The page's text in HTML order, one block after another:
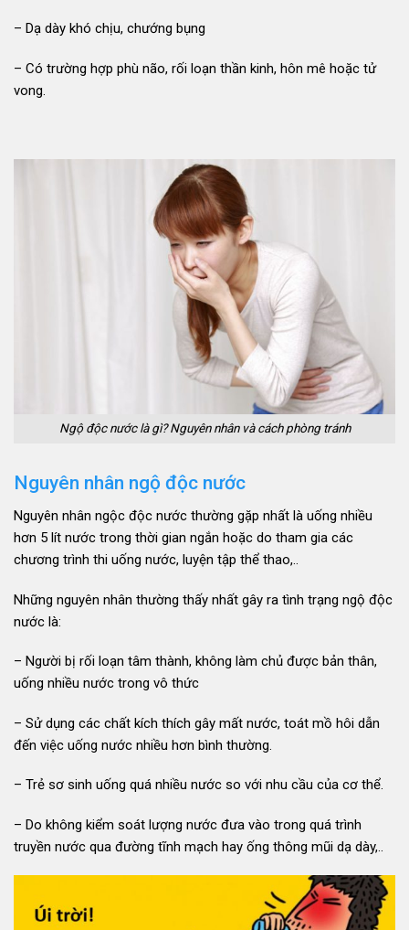
– Dạ dày khó chịu, chướng bụng
– Có trường hợp phù não, rối loạn thần kinh, hôn mê hoặc tử
vong.
Ngộ độc nước là gì? Nguyên nhân và cách phòng tránh
Nguyên nhân ngộ độc nước
Nguyên nhân ngộc độc nước thường gặp nhất là uống nhiều
hơn 5 lít nước trong thời gian ngắn hoặc do tham gia các
chương trình thi uống nước, luyện tập thể thao,..
Những nguyên nhân thường thấy nhất gây ra tình trạng ngộ độc
nước là:
– Người bị rối loạn tâm thành, không làm chủ được bản thân,
uống nhiều nước trong vô thức
– Sử dụng các chất kích thích gây mất nước, toát mồ hôi dẫn
đến việc uống nước nhiều hơn bình thường.
– Trẻ sơ sinh uống quá nhiều nước so với nhu cầu của cơ thể.
– Do không kiểm soát lượng nước đưa vào trong quá trình
truyền nước qua đường tĩnh mạch hay ống thông mũi dạ dày,..